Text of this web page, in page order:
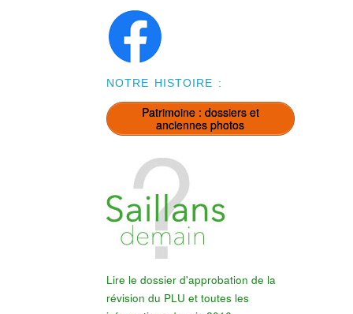
NOTRE HISTOIRE :
Patrimoine : dossiers et
anciennes photos
Lire le dossier d'approbation de la
révision du PLU et toutes les